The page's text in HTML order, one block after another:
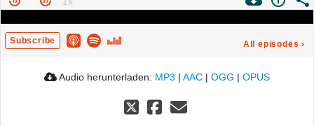
Subscribe All episodes ›
Audio herunterladen: MP3 | AAC | OGG | OPUS